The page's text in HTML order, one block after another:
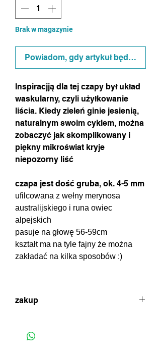
Brak w magazynie
Powiadom, gdy artykuł będzie
Inspiracjją dla tej czapy był układ
waskularny, czyli użyłkowanie
liścia. Kiedy zieleń ginie jesienią,
naturalnym swoim cyklem, można
zobaczyć jak skomplikowany i
piękny mikroświat kryje
niepozorny liść
czapa jest dość gruba, ok. 4-5 mm
ufilcowana z wełny merynosa
australijskiego i runa owiec
alpejskich
pasuje na głowę 56-59cm
kształt ma na tyle fajny że można
zakładać na kilka sposobów :)
zakup
metody płatności i wysyłki (ikonka na